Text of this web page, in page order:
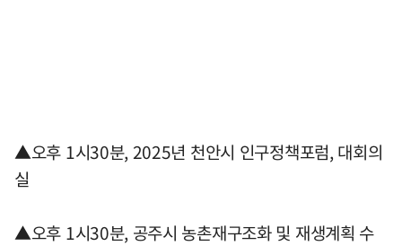
▲오후 1시30분, 2025년 천안시 인구정책포럼, 대회의
실
▲오후 1시30분, 공주시 농촌재구조화 및 재생계획 수